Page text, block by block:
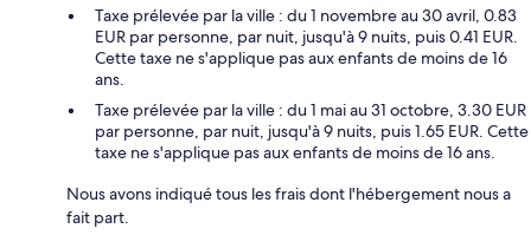
Taxe prélevée par la ville : du 1 novembre au 30 avril, 0.83
EUR par personne, par nuit, jusqu'à 9 nuits, puis 0.41 EUR.
Cette taxe ne s'applique pas aux enfants de moins de 16
ans.
Taxe prélevée par la ville : du 1 mai au 31 octobre, 3.30 EUR
par personne, par nuit, jusqu'à 9 nuits, puis 1.65 EUR. Cette
taxe ne s'applique pas aux enfants de moins de 16 ans.
Nous avons indiqué tous les frais dont l'hébergement nous a
fait part.